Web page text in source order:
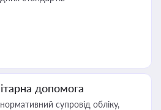
допомога
супровід обліку,